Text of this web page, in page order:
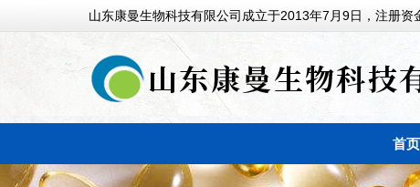
山东康曼生物科技有限公司成立于2013年7月9日，注册
首页